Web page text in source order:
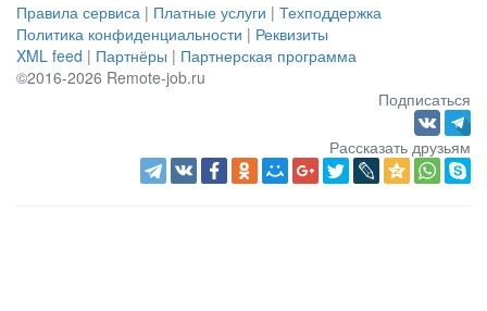
Правила сервиса | Платные услуги | Техподдержка
Политика конфиденциальности | Реквизиты
XML feed | Партнёры | Партнерская программа
©2016-2026 Remote-job.ru
Подписаться
Рассказать друзьям